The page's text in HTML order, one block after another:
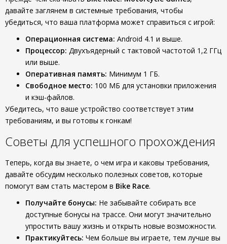
давайте заглянем в системные требования, чтобы
убедиться, что ваша платформа может справиться с игрой:
Операционная система: Android 4.1 и выше.
Процессор: Двухъядерный с тактовой частотой 1,2 ГГц
или выше.
Оперативная память: Минимум 1 ГБ.
Свободное место: 100 МБ для установки приложения
и кэш-файлов.
Убедитесь, что ваше устройство соответствует этим
требованиям, и вы готовы к гонкам!
Советы для успешного прохождения
Теперь, когда вы знаете, о чем игра и каковы требования,
давайте обсудим несколько полезных советов, которые
помогут вам стать мастером в Bike Race.
Получайте бонусы: Не забывайте собирать все
доступные бонусы на трассе. Они могут значительно
упростить вашу жизнь и открыть новые возможности.
Практикуйтесь: Чем больше вы играете, тем лучше вы